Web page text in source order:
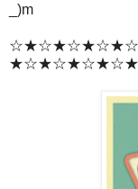
_)m